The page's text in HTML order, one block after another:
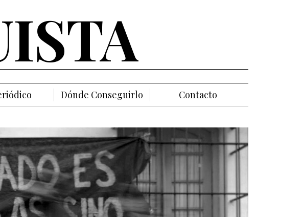
Dónde Conseguirlo Contacto